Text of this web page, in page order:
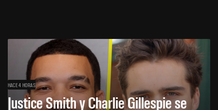
HACE 4 HORAS
Justice Smith y Charlie Gillespie se